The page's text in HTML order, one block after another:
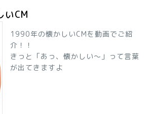
いCM
1990年の懐かしいCMを動画でご紹
介！！
きっと「あっ、懐かしい～」って言葉
が出てきますよ